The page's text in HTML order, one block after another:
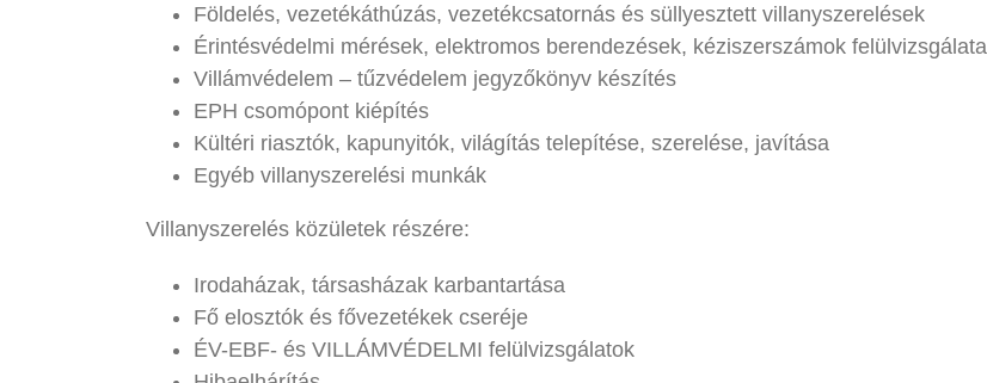
Földelés, vezetékáthúzás, vezetékcsatornás és süllyesztett villanyszerelések
Érintésvédelmi mérések, elektromos berendezések, kéziszerszámok felülvizsgálata
Villámvédelem – tűzvédelem jegyzőkönyv készítés
EPH csomópont kiépítés
Kültéri riasztók, kapunyitók, világítás telepítése, szerelése, javítása
Egyéb villanyszerelési munkák
Villanyszerelés közületek részére:
Irodaházak, társasházak karbantartása
Fő elosztók és fővezetékek cseréje
ÉV-EBF- és VILLÁMVÉDELMI felülvizsgálatok